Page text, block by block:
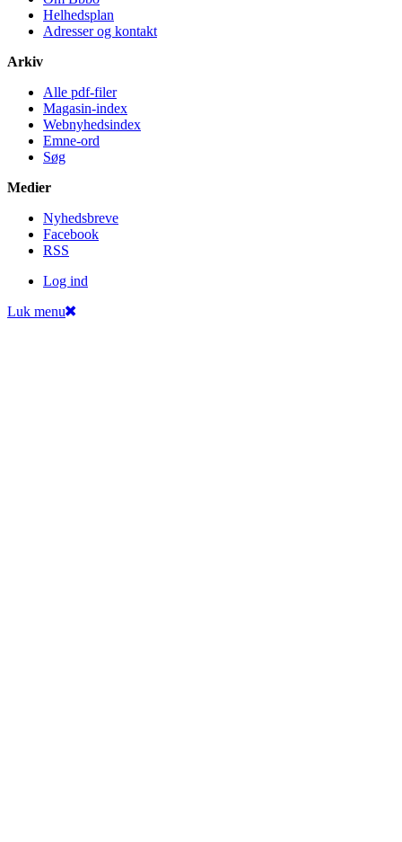
Helheds­plan
Adresser og kontakt
Arkiv
Alle pdf-filer
Magasin-index
Webnyhedsindex
Emne-ord
Søg
Medier
Nyheds­breve
Facebook
RSS
Log ind
Luk menu